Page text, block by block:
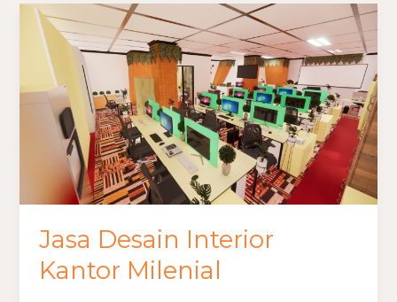
Jasa Desain Interior
Kantor Milenial
Jasa
Desain
Interior
Kantor
Milenial